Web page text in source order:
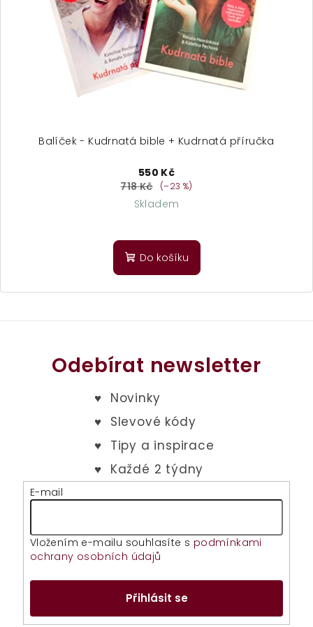
Balíček - Kudrnatá bible + Kudrnatá příručka
550 Kč
718 Kč
(–23 %)
Skladem
hodnocení
produktu
z
Do košíku
Odebírat newsletter
E-mail
Vložením e-mailu souhlasíte s podmínkami
ochrany osobních údajů
Přihlásit se